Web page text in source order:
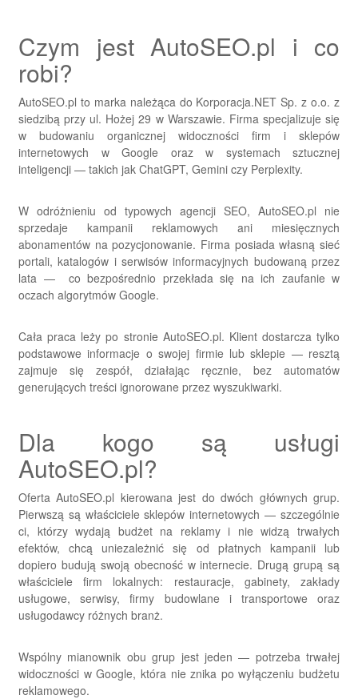
Czym jest AutoSEO.pl i co
robi?
AutoSEO.pl to marka należąca do Korporacja.NET Sp. z o.o. z
siedzibą przy ul. Hożej 29 w Warszawie. Firma specjalizuje się
w budowaniu organicznej widoczności firm i sklepów
internetowych w Google oraz w systemach sztucznej
inteligencji — takich jak ChatGPT, Gemini czy Perplexity.
W odróżnieniu od typowych agencji SEO, AutoSEO.pl nie
sprzedaje kampanii reklamowych ani miesięcznych
abonamentów na pozycjonowanie. Firma posiada własną sieć
portali, katalogów i serwisów informacyjnych budowaną przez
lata — co bezpośrednio przekłada się na ich zaufanie w
oczach algorytmów Google.
Cała praca leży po stronie AutoSEO.pl. Klient dostarcza tylko
podstawowe informacje o swojej firmie lub sklepie — resztą
zajmuje się zespół, działając ręcznie, bez automatów
generujących treści ignorowane przez wyszukiwarki.
Dla kogo są usługi
AutoSEO.pl?
Oferta AutoSEO.pl kierowana jest do dwóch głównych grup.
Pierwszą są właściciele sklepów internetowych — szczególnie
ci, którzy wydają budżet na reklamy i nie widzą trwałych
efektów, chcą uniezależnić się od płatnych kampanii lub
dopiero budują swoją obecność w internecie. Drugą grupą są
właściciele firm lokalnych: restauracje, gabinety, zakłady
usługowe, serwisy, firmy budowlane i transportowe oraz
usługodawcy różnych branż.
Wspólny mianownik obu grup jest jeden — potrzeba trwałej
widoczności w Google, która nie znika po wyłączeniu budżetu
reklamowego.